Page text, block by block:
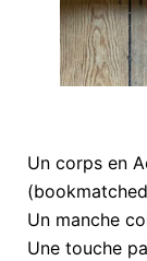
Un corps en
Un manche
Une touche